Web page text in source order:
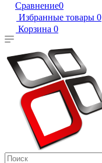
Сравнение0
Избранные товары 0
Корзина 0